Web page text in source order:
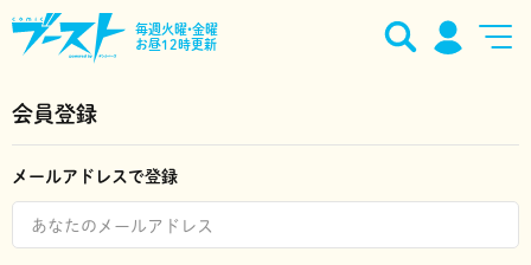
毎週火曜•金曜
お昼12時更新
会員登録
メールアドレスで登録